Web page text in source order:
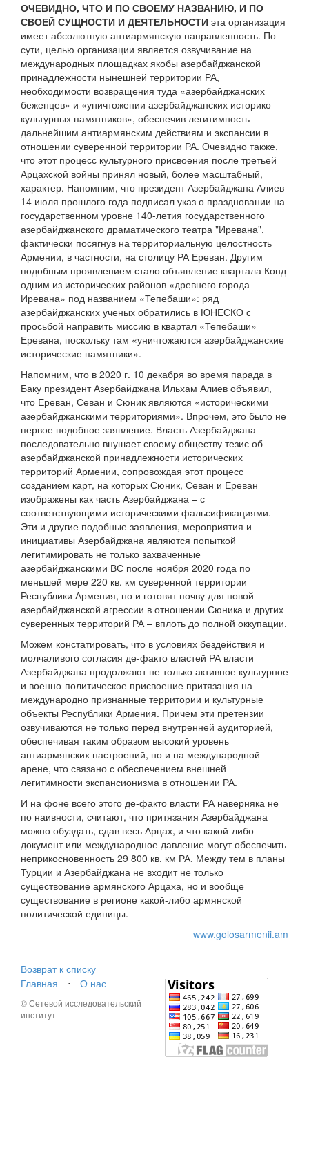
ОЧЕВИДНО, ЧТО И ПО СВОЕМУ НАЗВАНИЮ, И ПО
СВОЕЙ СУЩНОСТИ И ДЕЯТЕЛЬНОСТИ эта организация
имеет абсолютную антиармянскую направленность. По
сути, целью организации является озвучивание на
международных площадках якобы азербайджанской
принадлежности нынешней территории РА,
необходимости возвращения туда «азербайджанских
беженцев» и «уничтожении азербайджанских историко-
культурных памятников», обеспечив легитимность
дальнейшим антиармянским действиям и экспансии в
отношении суверенной территории РА. Очевидно также,
что этот процесс культурного присвоения после третьей
Арцахской войны принял новый, более масштабный,
характер. Напомним, что президент Азербайджана Алиев
14 июля прошлого года подписал указ о праздновании на
государственном уровне 140-летия государственного
азербайджанского драматического театра "Иревана",
фактически посягнув на территориальную целостность
Армении, в частности, на столицу РА Ереван. Другим
подобным проявлением стало объявление квартала Конд
одним из исторических районов «древнего города
Иревана» под названием «Тепебаши»: ряд
азербайджанских ученых обратились в ЮНЕСКО с
просьбой направить миссию в квартал «Тепебаши»
Еревана, поскольку там «уничтожаются азербайджанские
исторические памятники».
Напомним, что в 2020 г. 10 декабря во время парада в
Баку президент Азербайджана Ильхам Алиев объявил,
что Ереван, Севан и Сюник являются «историческими
азербайджанскими территориями». Впрочем, это было не
первое подобное заявление. Власть Азербайджана
последовательно внушает своему обществу тезис об
азербайджанской принадлежности исторических
территорий Армении, сопровождая этот процесс
созданием карт, на которых Сюник, Севан и Ереван
изображены как часть Азербайджана – с
соответствующими историческими фальсификациями.
Эти и другие подобные заявления, мероприятия и
инициативы Азербайджана являются попыткой
легитимировать не только захваченные
азербайджанскими ВС после ноября 2020 года по
меньшей мере 220 кв. км суверенной территории
Республики Армения, но и готовят почву для новой
азербайджанской агрессии в отношении Сюника и других
суверенных территорий РА – вплоть до полной оккупации.
Можем констатировать, что в условиях бездействия и
молчаливого согласия де-факто властей РА власти
Азербайджана продолжают не только активное культурное
и военно-политическое присвоение притязания на
международно признанные территории и культурные
объекты Республики Армения. Причем эти претензии
озвучиваются не только перед внутренней аудиторией,
обеспечивая таким образом высокий уровень
антиармянских настроений, но и на международной
арене, что связано с обеспечением внешней
легитимности экспансионизма в отношении РА.
И на фоне всего этого де-факто власти РА наверняка не
по наивности, считают, что притязания Азербайджана
можно обуздать, сдав весь Арцах, и что какой-либо
документ или международное давление могут обеспечить
неприкосновенность 29 800 кв. км РА. Между тем в планы
Турции и Азербайджана не входит не только
существование армянского Арцаха, но и вообще
существование в регионе какой-либо армянской
политической единицы.
www.golosarmenii.am
Возврат к списку
Главная
⋅ О нас
© Сетевой исследовательский
институт